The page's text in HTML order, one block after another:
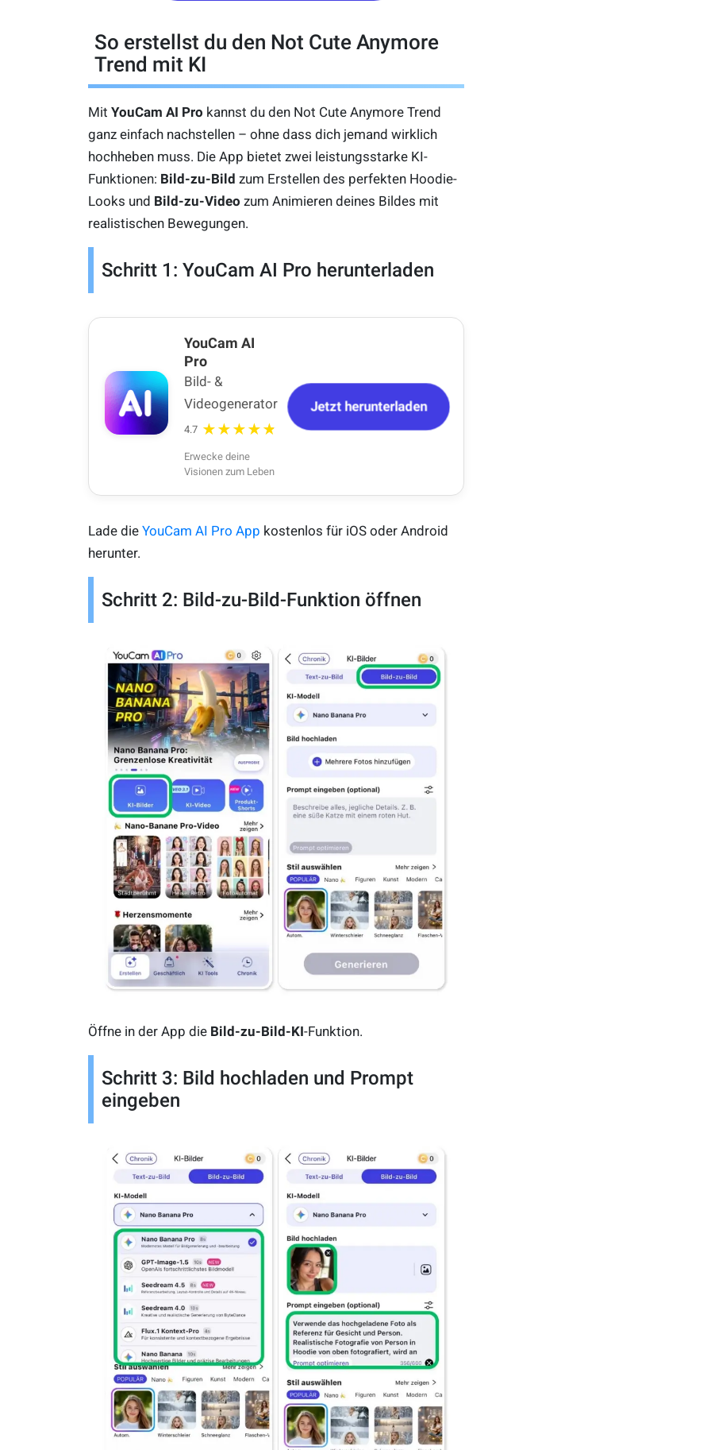
So erstellst du den Not Cute Anymore
Trend mit KI
Mit YouCam AI Pro kannst du den Not Cute Anymore Trend
ganz einfach nachstellen – ohne dass dich jemand wirklich
hochheben muss. Die App bietet zwei leistungsstarke KI-
Funktionen: Bild-zu-Bild zum Erstellen des perfekten Hoodie-
Looks und Bild-zu-Video zum Animieren deines Bildes mit
realistischen Bewegungen.
Schritt 1: YouCam AI Pro herunterladen
YouCam AI
Pro
Bild- &
Videogenerator
4.7 ★★★★★
Erwecke deine
Visionen zum Leben
Jetzt herunterladen
Lade die YouCam AI Pro App kostenlos für iOS oder Android
herunter.
Schritt 2: Bild-zu-Bild-Funktion öffnen
Öffne in der App die Bild-zu-Bild-KI-Funktion.
Schritt 3: Bild hochladen und Prompt
eingeben